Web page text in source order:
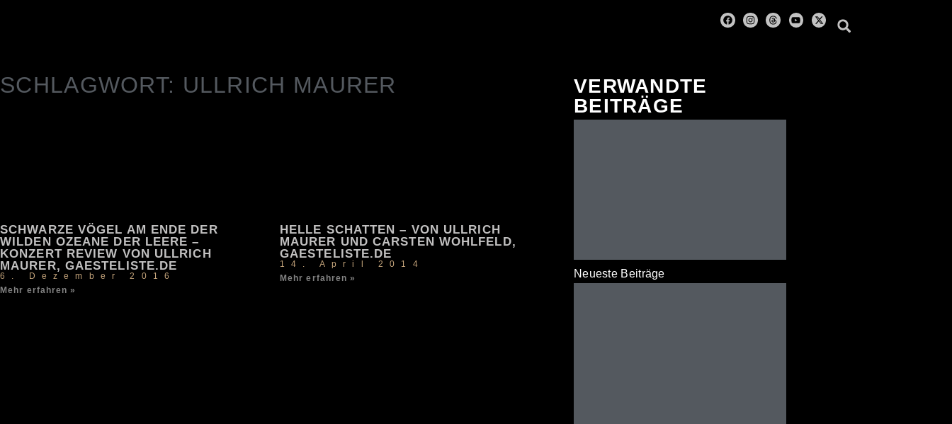
SCHLAGWORT: ULLRICH MAURER
SCHWARZE VÖGEL AM ENDE DER
WILDEN OZEANE DER LEERE –
KONZERT REVIEW VON ULLRICH
MAURER, GAESTELISTE.DE
6. Dezember 2016
Mehr erfahren »
HELLE SCHATTEN – VON ULLRICH
MAURER UND CARSTEN WOHLFELD,
GAESTELISTE.DE
14. April 2014
Mehr erfahren »
VERWANDTE
BEITRÄGE
Neueste Beiträge